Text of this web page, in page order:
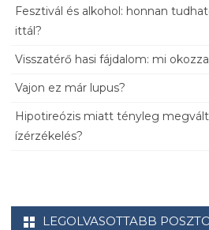
Fesztivál és alkohol: honnan
ittál?
Visszatérő hasi fájdalom: mi
Vajon ez már lupus?
Hipotireózis miatt tényleg
ízérzékelés?
LEGOLVASOTTABB